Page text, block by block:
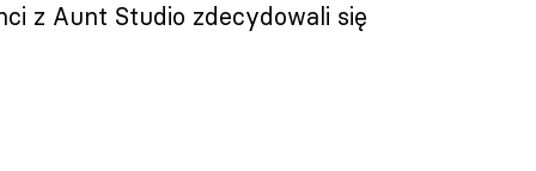
z Aunt Studio zdecydowali się